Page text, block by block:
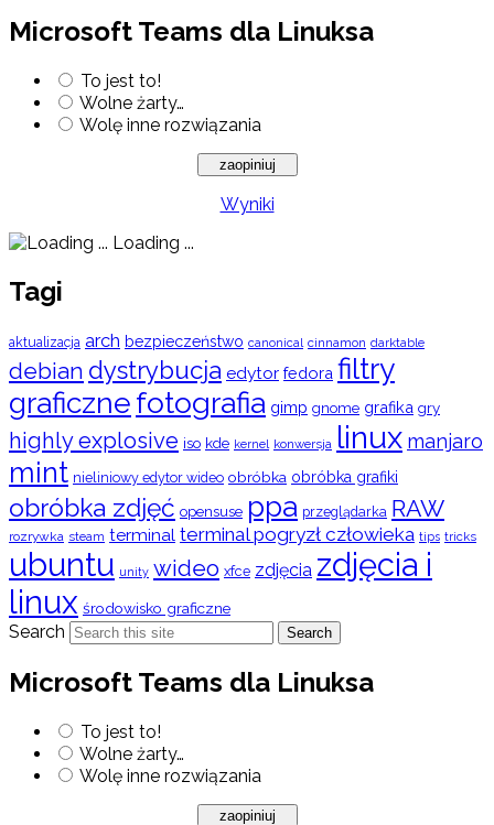
Microsoft Teams dla Linuksa
To jest to!
Wolne żarty…
Wolę inne rozwiązania
Wyniki
Loading ...
Tagi
aktualizacja arch bezpieczeństwo canonical cinnamon darktable
debian dystrybucja edytor fedora filtry
graficznefotografia gimp gnome grafika gry
highly explosive iso kde kernel konwersja linux manjaro
mint nieliniowy edytor wideo obróbka obróbka grafiki
obróbka zdjęć opensuse ppa przeglądarka RAW
rozrywka steam terminal terminal pogryzł człowieka tips tricks
ubuntu unity wideo xfce zdjęcia zdjęcia i
linux środowisko graficzne
Search Search
Microsoft Teams dla Linuksa
To jest to!
Wolne żarty…
Wolę inne rozwiązania